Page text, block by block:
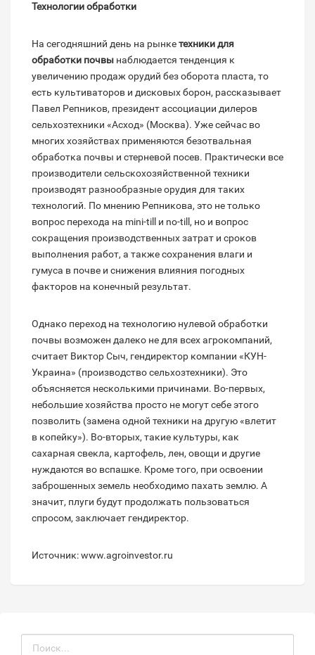
Технологии обработки
На сегодняшний день на рынкетехники для
обработки почвы наблюдается тенденция к
увеличению продаж орудий без оборота пласта, то
есть культиваторов и дисковых борон, рассказывает
Павел Репников, президент ассоциации дилеров
сельхозтехники «Асход» (Москва). Уже сейчас во
многих хозяйствах применяются безотвальная
обработка почвы и стерневой посев. Практически все
производители сельскохозяйственной техники
производят разнообразные орудия для таких
технологий. По мнению Репникова, это не только
вопрос перехода на mini-till и no-till, но и вопрос
сокращения производственных затрат и сроков
выполнения работ, а также сохранения влаги и
гумуса в почве и снижения влияния погодных
факторов на конечный результат.
Однако переход на технологию нулевой обработки
почвы возможен далеко не для всех агрокомпаний,
считает Виктор Сыч, гендиректор компании «КУН-
Украина» (производство сельхозтехники). Это
объясняется несколькими причинами. Во-первых,
небольшие хозяйства просто не могут себе этого
позволить (замена одной техники на другую «влетит
в копейку»). Во-вторых, такие культуры, как
сахарная свекла, картофель, лен, овощи и другие
нуждаются во вспашке. Кроме того, при освоении
заброшенных земель необходимо пахать землю. А
значит, плуги будут продолжать пользоваться
спросом, заключает гендиректор.
Источник: www.agroinvestor.ru